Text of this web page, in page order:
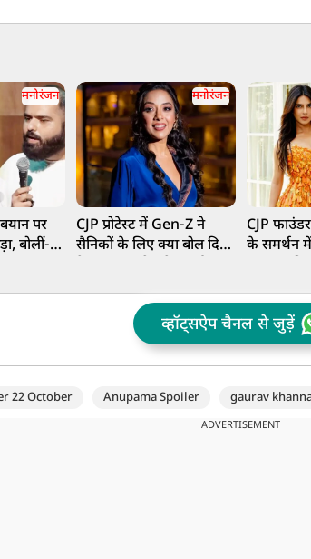
मनोरंजन
पर
बोलीं-
मनोरंजन
CJP प्रोटेस्ट में Gen-Z ने
सैनिकों के लिए क्या बोल दिया
कार्रवाई की मांग
CJP
के समर्थन में
व्हॉट्सऐप चैनल से जुड़ें
22 October Anupama Spoiler gaurav
ADVERTISEMENT